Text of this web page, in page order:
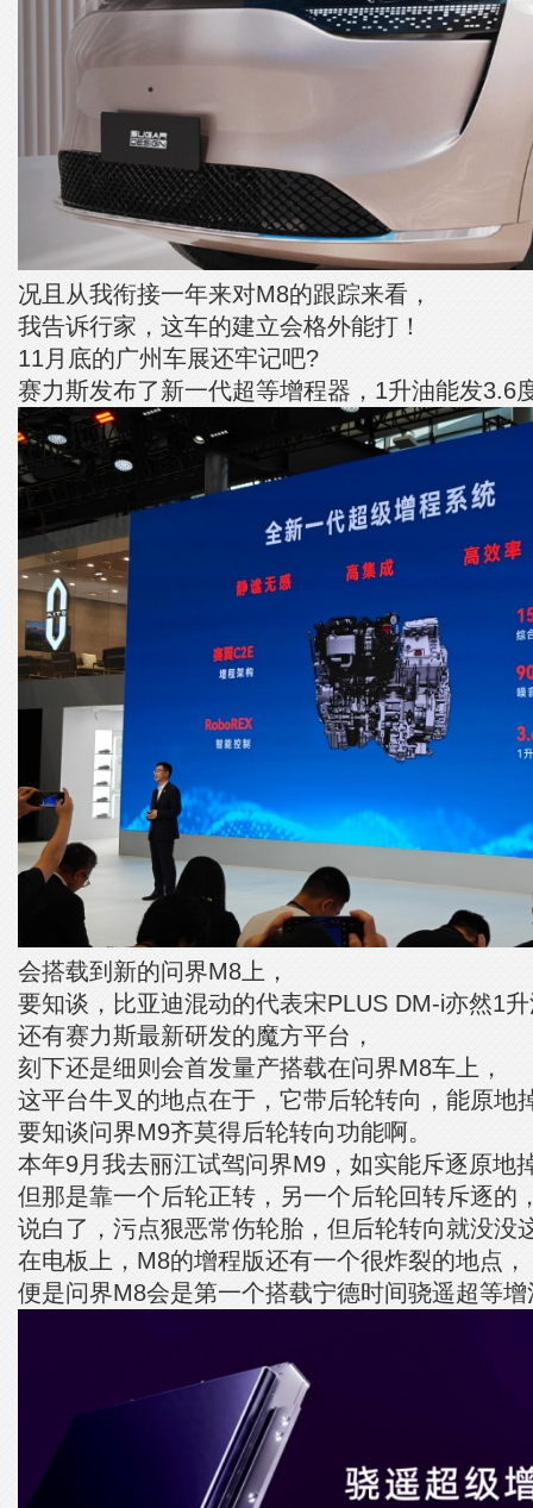
况且从我衔接一年来对M8的跟踪来看，
我告诉行家，这车的建立会格外能打！
11月底的广州车展还牢记吧?
赛力斯发布了新一代超等增程器，1升油能发3.6
会搭载到新的问界M8上，
要知谈，比亚迪混动的代表宋PLUS DM-i亦然1
还有赛力斯最新研发的魔方平台，
刻下还是细则会首发量产搭载在问界M8车上，
这平台牛叉的地点在于，它带后轮转向，能原地
要知谈问界M9齐莫得后轮转向功能啊。
本年9月我去丽江试驾问界M9，如实能斥逐原地
但那是靠一个后轮正转，另一个后轮回转斥逐的
说白了，污点狠恶常伤轮胎，但后轮转向就没没
在电板上，M8的增程版还有一个很炸裂的地点，
便是问界M8会是第一个搭载宁德时间骁遥超等